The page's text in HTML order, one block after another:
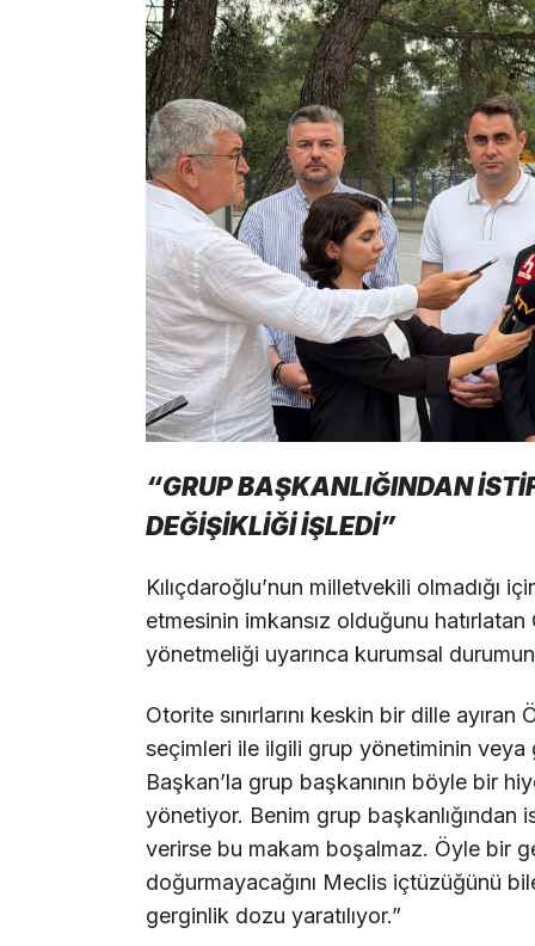
“GRUP BAŞKANLIĞINDAN
DEĞİŞİKLİĞİ İŞLEDİ”
Kılıçdaroğlu’nun milletvekili olmadığı
etmesinin imkansız olduğunu
yönetmeliği uyarınca kurumsal
Otorite sınırlarını keskin bir dille
seçimleri ile ilgili grup yönetiminin veya
Başkan’la grup başkanının böyle bir
yönetiyor. Benim grup
verirse bu makam boşalmaz. Öyle bir
doğurmayacağını Meclis içtüzüğünü
gerginlik dozu yaratılıyor.”